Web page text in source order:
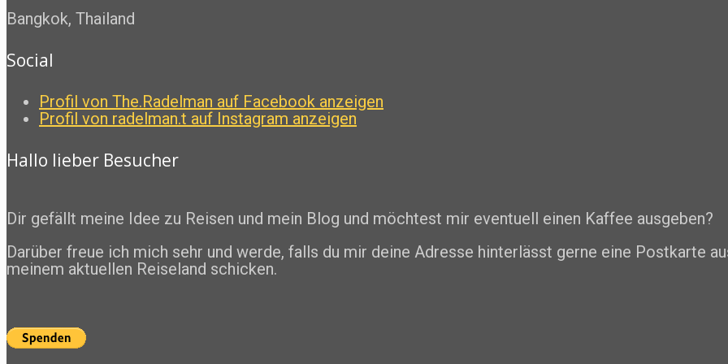
Bangkok, Thailand
Social
Profil von The.Radelman auf Facebook anzeigen
Profil von radelman.t auf Instagram anzeigen
Hallo lieber Besucher
Dir gefällt meine Idee zu Reisen und mein Blog und möchtest mir eventuell einen Kaffee ausgeben?
Darüber freue ich mich sehr und werde, falls du mir deine Adresse hinterlässt gerne eine Postkarte
meinem aktuellen Reiseland schicken.